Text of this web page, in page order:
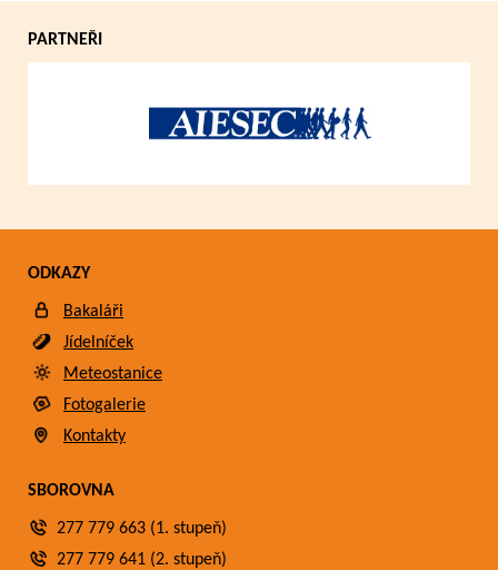
PARTNEŘI
ODKAZY
Bakaláři
Jídelníček
Meteostanice
Fotogalerie
Kontakty
SBOROVNA
277 779 663 (1. stupeň)
277 779 641 (2. stupeň)